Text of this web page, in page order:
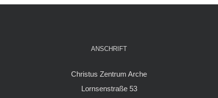
ANSCHRIFT
Christus Zentrum Arche
Lornsenstraße 53